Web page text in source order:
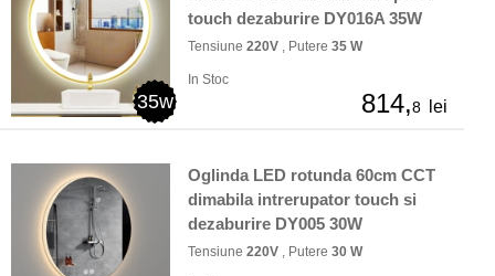
35w
touch dezaburire DY016A 35W
Tensiune 220V , Putere 35 W
In Stoc
814,8 lei
Oglinda LED rotunda 60cm CCT
dimabila intrerupator touch si
dezaburire DY005 30W
Tensiune 220V , Putere 30 W